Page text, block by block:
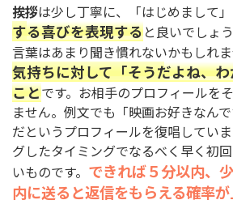
挨拶は少し丁寧に、「はじめまして
する喜びを表現すると良いでしょう
言葉はあまり聞き慣れないかもしれま
気持ちに対して「そうだよね、
ことです。お相手のプロフィールを
ません。例文でも「映画お好きなん
だというプロフィールを復唱してい
グしたタイミングでなるべく早く初
いものです。 できれば５分以内、
内に送ると返信をもらえる確率が